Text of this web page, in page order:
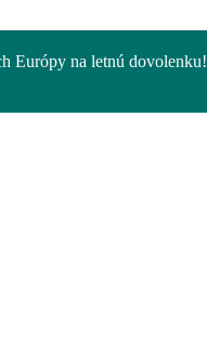
Európy na letnú dovolenku!